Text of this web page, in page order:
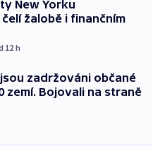
New Yorku
žalobě i finančním
12 h
zadržováni občané
zemí. Bojovali na straně